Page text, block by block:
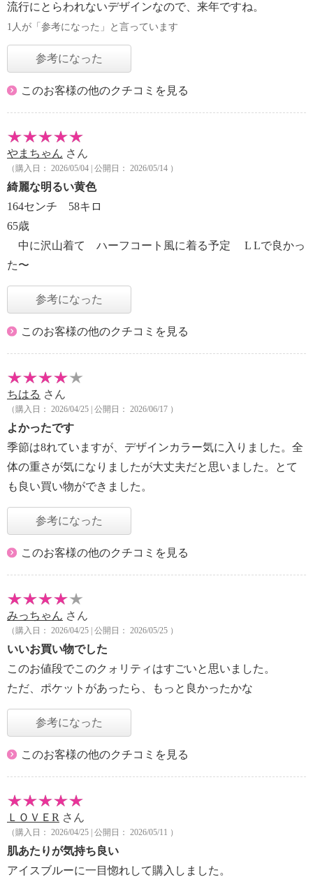
流行にとらわれないデザインなので、来年ですね。
1人が「参考になった」と言っています
参考になった
このお客様の他のクチコミを見る
やまちゃん さん
（購入日： 2026/05/04 | 公開日： 2026/05/14 ）
綺麗な明るい黄色
164センチ 58キロ
65歳
中に沢山着て ハーフコート風に着る予定 L Lで良かっ
た〜
参考になった
このお客様の他のクチコミを見る
ちはる さん
（購入日： 2026/04/25 | 公開日： 2026/06/17 ）
よかったです
季節は8れていますが、デザインカラー気に入りました。全
体の重さが気になりましたが大丈夫だと思いました。とて
も良い買い物ができました。
参考になった
このお客様の他のクチコミを見る
みっちゃん さん
（購入日： 2026/04/25 | 公開日： 2026/05/25 ）
いいお買い物でした
このお値段でこのクォリティはすごいと思いました。
ただ、ポケットがあったら、もっと良かったかな
参考になった
このお客様の他のクチコミを見る
ＬＯＶＥR さん
（購入日： 2026/04/25 | 公開日： 2026/05/11 ）
肌あたりが気持ち良い
アイスブルーに一目惚れして購入しました。